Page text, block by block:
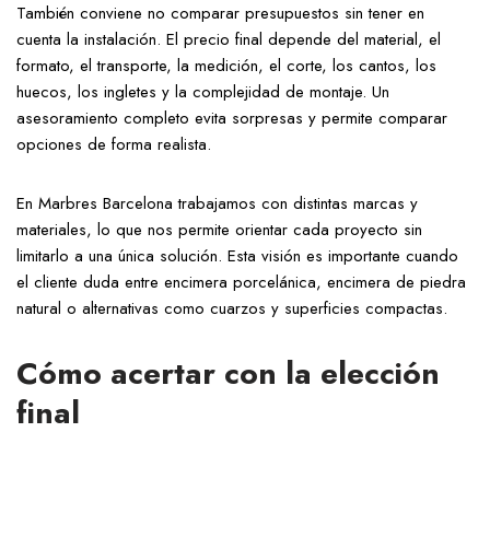
También conviene no comparar presupuestos sin tener en
cuenta la instalación. El precio final depende del material, el
formato, el transporte, la medición, el corte, los cantos, los
huecos, los ingletes y la complejidad de montaje. Un
asesoramiento completo evita sorpresas y permite comparar
opciones de forma realista.
En Marbres Barcelona trabajamos con distintas marcas y
materiales, lo que nos permite orientar cada proyecto sin
limitarlo a una única solución. Esta visión es importante cuando
el cliente duda entre encimera porcelánica, encimera de piedra
natural o alternativas como cuarzos y superficies compactas.
Cómo acertar con la elección
final